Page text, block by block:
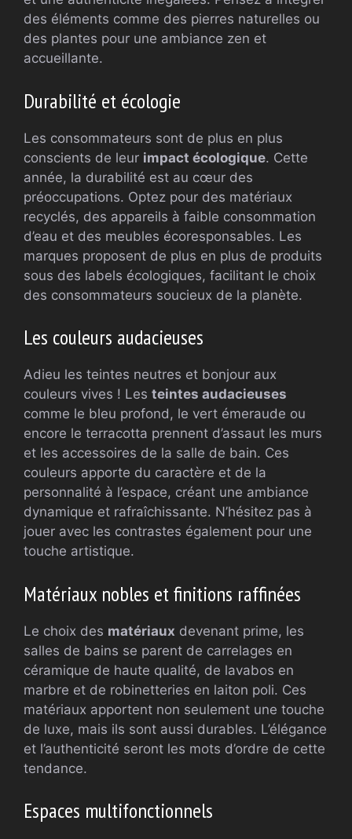
des éléments comme des pierres naturelles ou
des plantes pour une ambiance zen et
accueillante.
Durabilité et écologie
Les consommateurs sont de plus en plus
conscients de leur impact écologique. Cette
année, la durabilité est au cœur des
préoccupations. Optez pour des matériaux
recyclés, des appareils à faible consommation
d’eau et des meubles écoresponsables. Les
marques proposent de plus en plus de produits
sous des labels écologiques, facilitant le choix
des consommateurs soucieux de la planète.
Les couleurs audacieuses
Adieu les teintes neutres et bonjour aux
couleurs vives ! Les teintes audacieuses
comme le bleu profond, le vert émeraude ou
encore le terracotta prennent d’assaut les murs
et les accessoires de la salle de bain. Ces
couleurs apporte du caractère et de la
personnalité à l’espace, créant une ambiance
dynamique et rafraîchissante. N’hésitez pas à
jouer avec les contrastes également pour une
touche artistique.
Matériaux nobles et finitions raffinées
Le choix des matériaux devenant prime, les
salles de bains se parent de carrelages en
céramique de haute qualité, de lavabos en
marbre et de robinetteries en laiton poli. Ces
matériaux apportent non seulement une touche
de luxe, mais ils sont aussi durables. L’élégance
et l’authenticité seront les mots d’ordre de cette
tendance.
Espaces multifonctionnels